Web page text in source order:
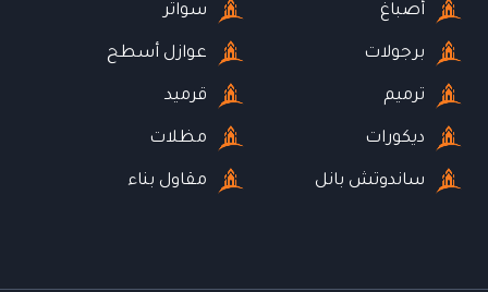
أصباغ
برجولات
ترميم
ديكورات
ساندوتش بانل
سواتر
عوازل أسطح
قرميد
مظلات
مقاول بناء